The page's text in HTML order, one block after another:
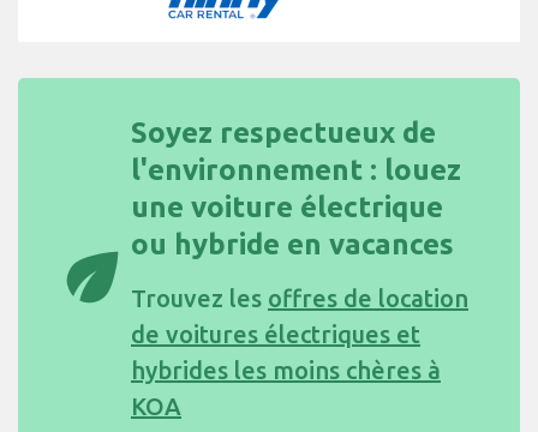
eco
Soyez respectueux de
l'environnement : louez
une voiture électrique
ou hybride en vacances
Trouvez les offres de location
de voitures électriques et
hybrides les moins chères à
KOA